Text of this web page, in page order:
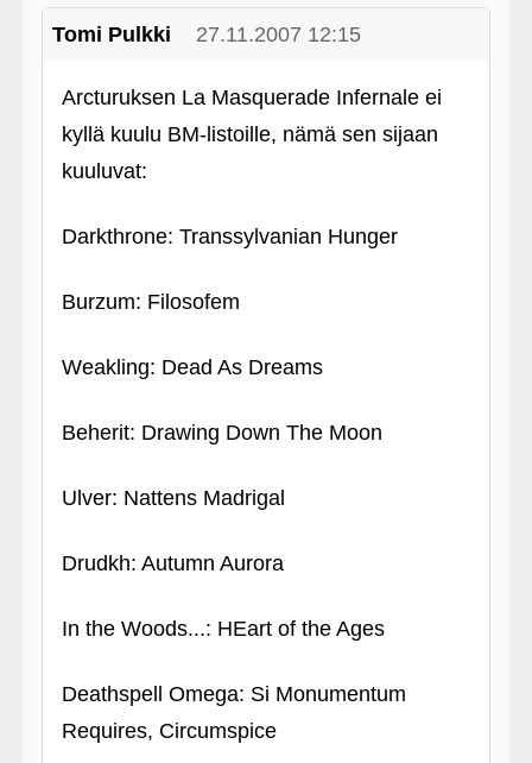
Tomi Pulkki 27.11.2007 12:15
Arcturuksen La Masquerade Infernale ei
kyllä kuulu BM-listoille, nämä sen sijaan
kuuluvat:
Darkthrone: Transsylvanian Hunger
Burzum: Filosofem
Weakling: Dead As Dreams
Beherit: Drawing Down The Moon
Ulver: Nattens Madrigal
Drudkh: Autumn Aurora
In the Woods...: HEart of the Ages
Deathspell Omega: Si Monumentum
Requires, Circumspice